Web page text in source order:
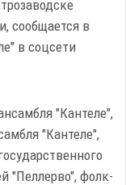
сообщается в
в соцсети
"Кантеле",
"Кантеле",
"Пеллерво", фолк-